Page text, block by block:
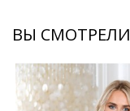
ВЫ СМОТРЕЛИ